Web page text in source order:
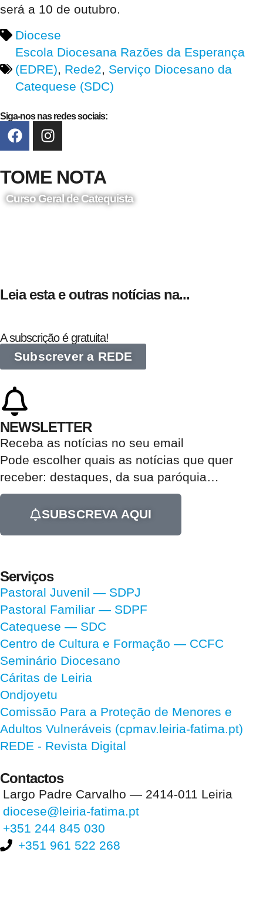
será a 10 de outubro.
Diocese
Escola Diocesana Razões da Esperança
(EDRE), Rede2, Serviço Diocesano da
Catequese (SDC)
Siga-nos nas redes sociais:
TOME NOTA
Curso Geral de Catequista
Leia esta e outras notícias na...
A subscrição é gratuita!
Subscrever a REDE
NEWSLETTER
Receba as notícias no seu email​
Pode escolher quais as notícias que quer
receber: destaques, da sua paróquia…
SUBSCREVA AQUI
Serviços
Pastoral Juvenil — SDPJ
Pastoral Familiar — SDPF
Catequese — SDC
Centro de Cultura e Formação — CCFC
Seminário Diocesano
Cáritas de Leiria
Ondjoyetu
Comissão Para a Proteção de Menores e
Adultos Vulneráveis (cpmav.leiria-fatima.pt)
REDE - Revista Digital
Contactos
Largo Padre Carvalho — 2414-011 Leiria
diocese@leiria-fatima.pt
+351 244 845 030
+351 961 522 268